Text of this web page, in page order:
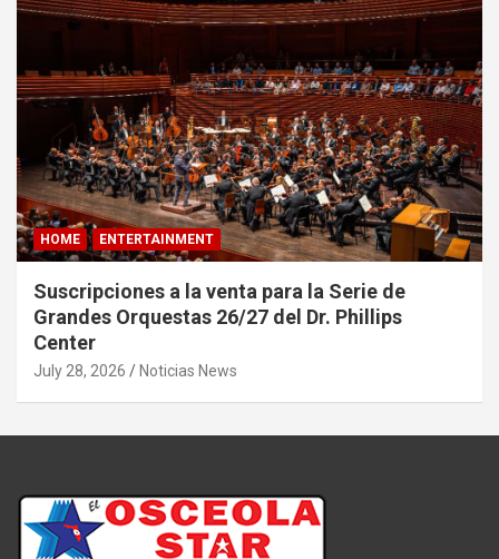
HOME ENTERTAINMENT
Suscripciones a la venta para la Serie de
Grandes Orquestas 26/27 del Dr. Phillips
Center
July 28, 2026 Noticias News